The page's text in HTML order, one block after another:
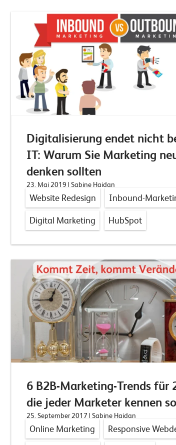
Digitalisierung endet nicht
IT: Warum Sie Marketing
denken sollten
23. Mai 2019 | Sabine Haidan
Website Redesign Inbound-
Digital Marketing HubSpot
6 B2B-Marketing-Trends für
die jeder Marketer kennen
25. September 2017 | Sabine Haidan
Online Marketing Responsive